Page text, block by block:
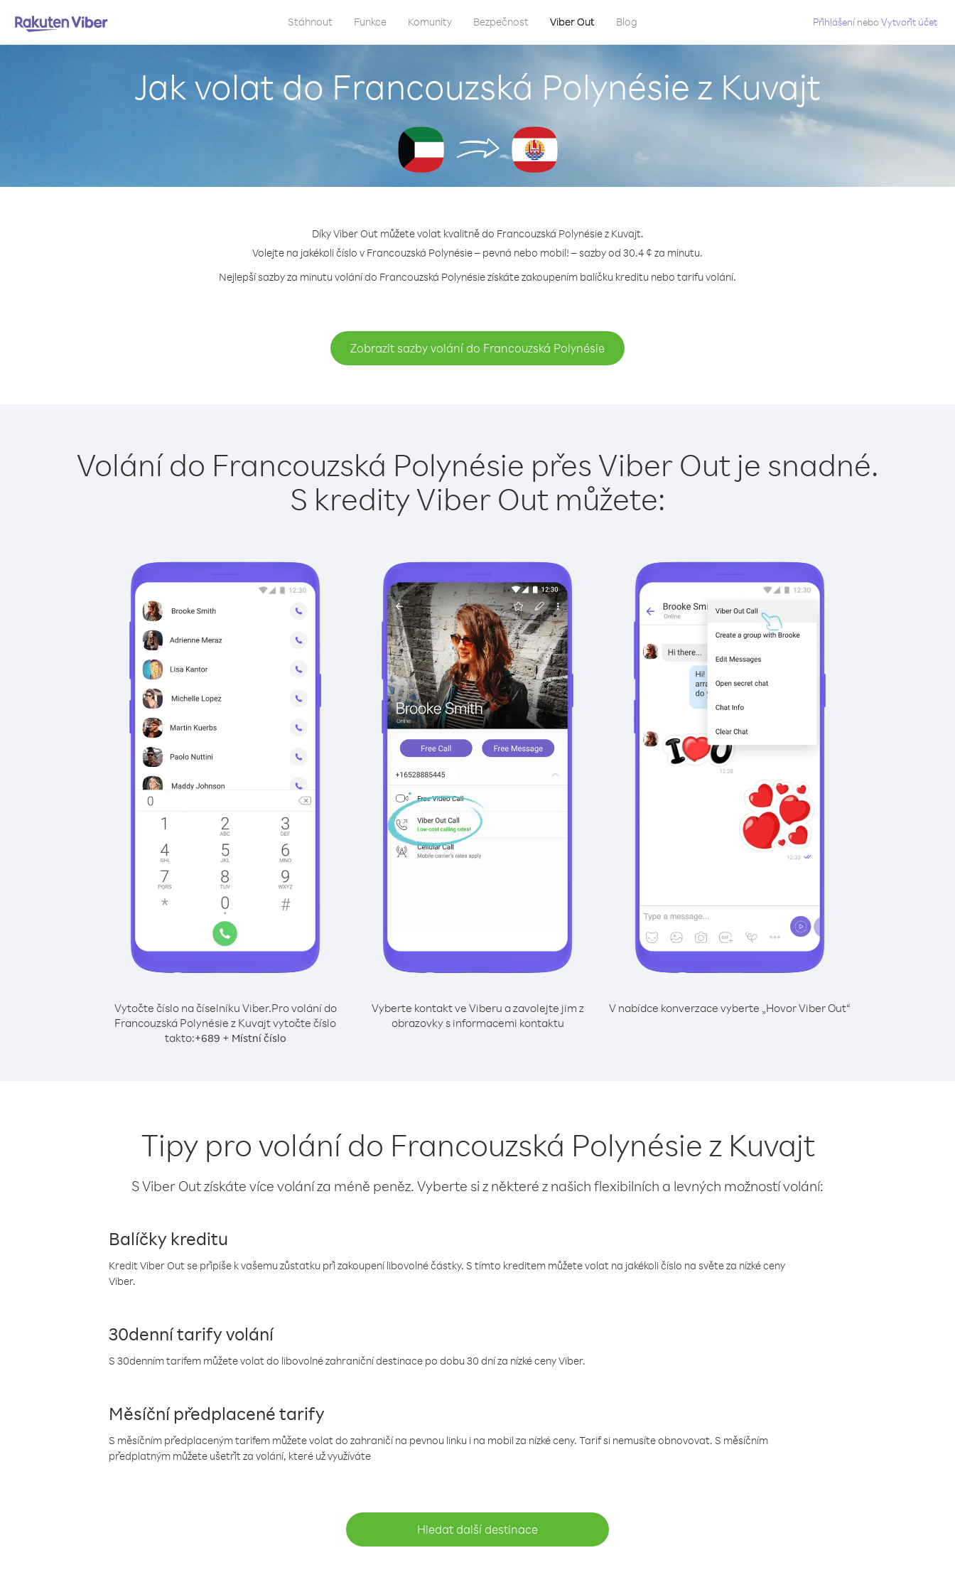
Stáhnout Funkce Komunity Bezpečnost Viber Out Blog Přihlášení neboVytvořit účet
Jak volat do Francouzská Polynésie z Kuvajt
Díky Viber Out můžete volat kvalitně do Francouzská Polynésie z Kuvajt.
Volejte na jakékoli číslo v Francouzská Polynésie – pevná nebo mobil! – sazby od 30.4 ¢ za minutu.
Nejlepší sazby za minutu volání do Francouzská Polynésie získáte zakoupením balíčku kreditu nebo tarifu volání.
Zobrazit sazby volání do Francouzská Polynésie
Volání do Francouzská Polynésie přes Viber Out je snadné.
S kredity Viber Out můžete:
Vytočte číslo na číselníku Viber.Pro volání do
Francouzská Polynésie z Kuvajt vytočte číslo
takto:+689 + Místní číslo
Vyberte kontakt ve Viberu a zavolejte jim z
obrazovky s informacemi kontaktu
V nabídce konverzace vyberte „Hovor Viber Out“
Tipy pro volání do Francouzská Polynésie z Kuvajt
S Viber Out získáte více volání za méně peněz. Vyberte si z některé z našich flexibilních a levných možností volání:
Balíčky kreditu
Kredit Viber Out se připíše k vašemu zůstatku při zakoupení libovolné částky. S tímto kreditem můžete volat na jakékoli číslo na světe za nízké ceny
Viber.
30denní tarify volání
S 30denním tarifem můžete volat do libovolné zahraniční destinace po dobu 30 dní za nízké ceny Viber.
Měsíční předplacené tarify
S měsíčním předplaceným tarifem můžete volat do zahraničí na pevnou linku i na mobil za nízké ceny. Tarif si nemusíte obnovovat. S měsíčním
předplatným můžete ušetřit za volání, které už využíváte
Hledat další destinace